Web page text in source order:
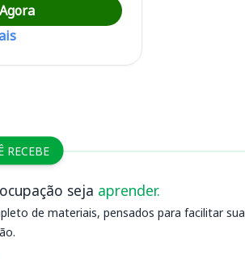
RECEBE
seja aprender.
de materiais, pensados para facilitar sua